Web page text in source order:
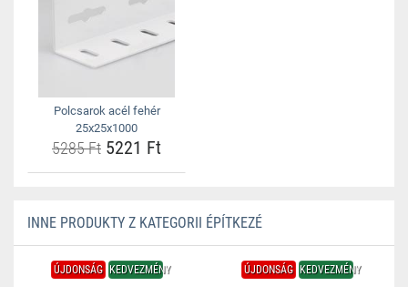
Polcsarok acél fehér
25x25x1000
5285 Ft 5221 Ft
INNE PRODUKTY Z KATEGORII ÉPÍTKEZÉ
ÚJDONSÁG KEDVEZMÉNY ÚJDONSÁG KEDVEZMÉNY